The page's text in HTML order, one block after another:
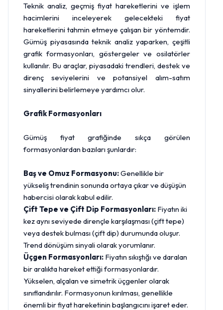
Teknik analiz, geçmiş fiyat hareketlerini ve işlem
hacimlerini inceleyerek gelecekteki fiyat
hareketlerini tahmin etmeye çalışan bir yöntemdir.
Gümüş piyasasında teknik analiz yaparken, çeşitli
grafik formasyonları, göstergeler ve osilatörler
kullanılır. Bu araçlar, piyasadaki trendleri, destek ve
direnç seviyelerini ve potansiyel alım-satım
sinyallerini belirlemeye yardımcı olur.
Grafik Formasyonları
Gümüş fiyat grafiğinde sıkça görülen
formasyonlardan bazıları şunlardır:
Baş ve Omuz Formasyonu:Genellikle bir
yükseliş trendinin sonunda ortaya çıkar ve düşüşün
habercisi olarak kabul edilir.
Çift Tepe ve Çift Dip Formasyonları: Fiyatın iki
kez aynı seviyede dirençle karşılaşması (çift tepe)
veya destek bulması (çift dip) durumunda oluşur.
Trend dönüşüm sinyali olarak yorumlanır.
Üçgen Formasyonları: Fiyatın sıkıştığı ve daralan
bir aralıkta hareket ettiği formasyonlardır.
Yükselen, alçalan ve simetrik üçgenler olarak
sınıflandırılır. Formasyonun kırılması, genellikle
önemli bir fiyat hareketinin başlangıcını işaret eder.